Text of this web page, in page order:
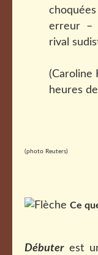
erreur –
rival
(Caroline
heures
(photo Reuters)
Ce
Débuterest